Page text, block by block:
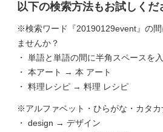
以下の検索方法もお試しくだ
※検索ワード『20190129event』の間
ませんか？
・ 単語と単語の間に半角スペースを
・ 本アート → 本 アート
・ 料理レシピ → 料理 レシピ
※アルファベット・ひらがな・カタカ
・ design → デザイン